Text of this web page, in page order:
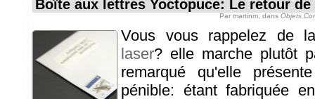
Boîte aux lettres Yoctopuce: Le retour de
Par martinm , dans Objets
Vous vous rappelez de
laser? elle marche plutôt
remarqué qu'elle
pénible: étant fabriquée